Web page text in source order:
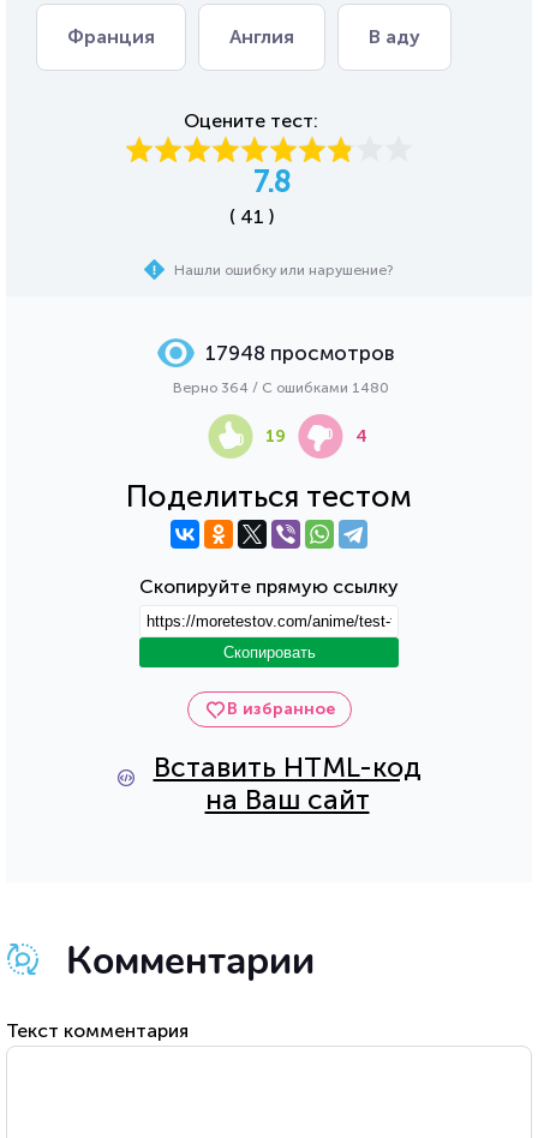
Франция Англия В аду
Оцените тест:
7.8
( 41 )
Нашли ошибку или нарушение?
В избранное
Вставить HTML-код
на Ваш сайт
Поделиться тестом
Скопируйте прямую ссылку
Скопировать
17948 просмотров
Верно 364 / С ошибками 1480
19 4
Комментарии
Текст комментария